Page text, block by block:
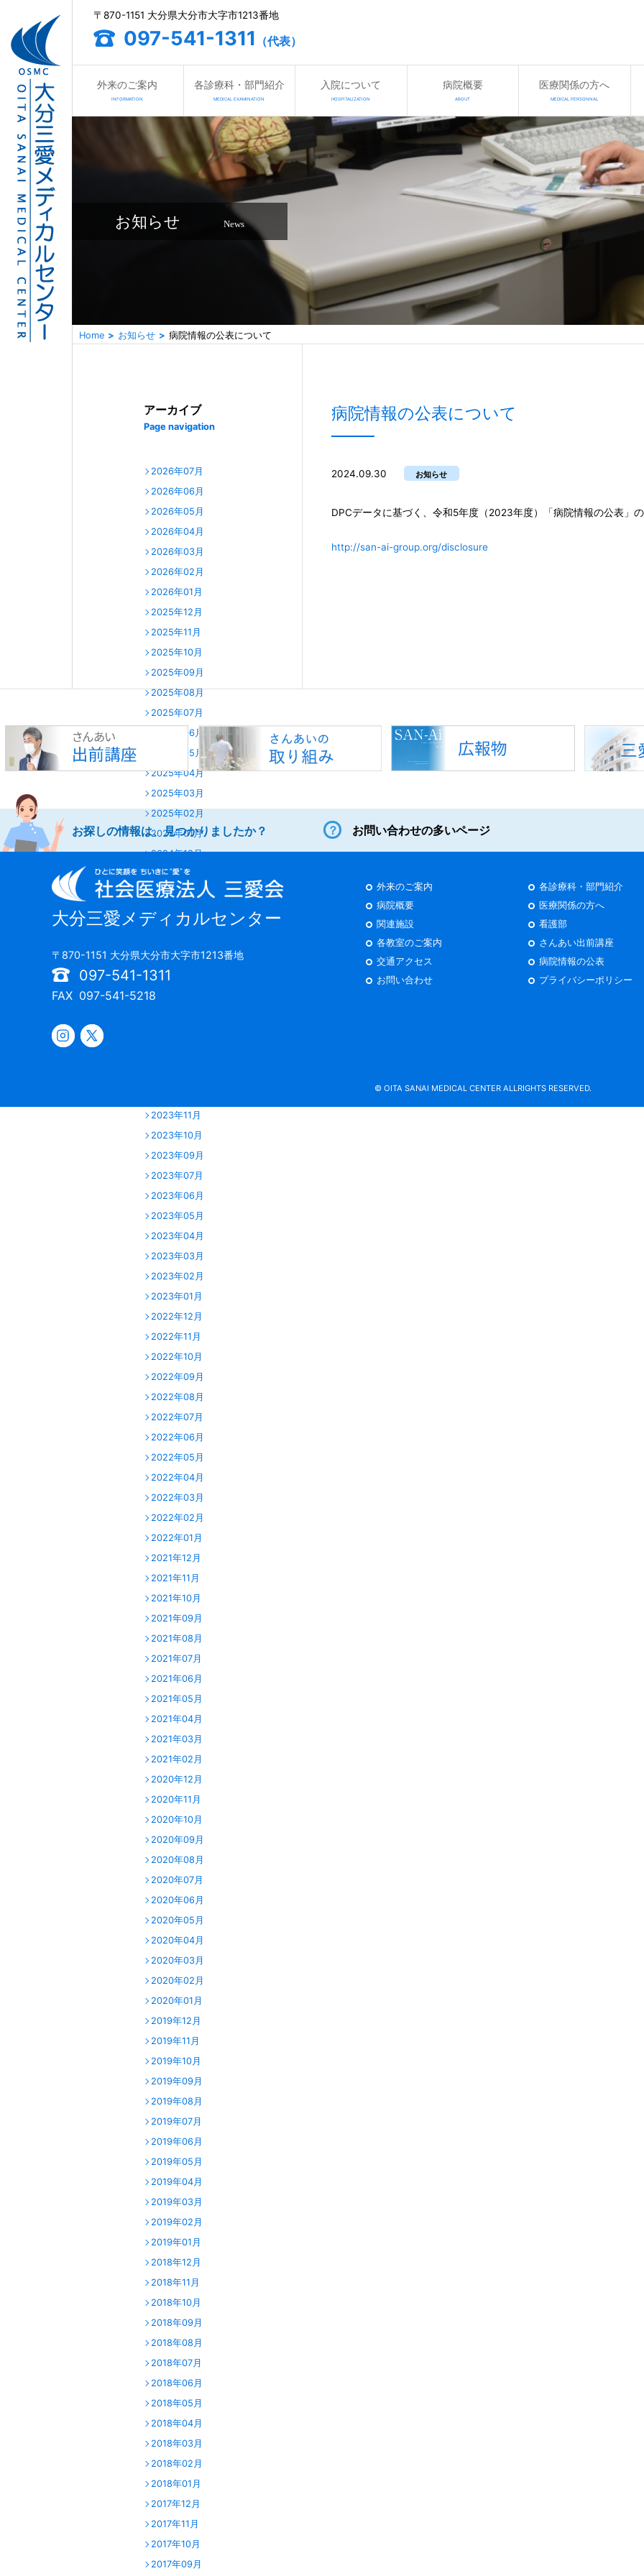
〒870-1151 大分県大分市大字市1213番地
097-541-1311 （代表）
外来のご案内
INFORMATION
各診療科・部門紹介
MEDICAL EXAMINATION
入院について
HOSPITALIZATION
病院概要
ABOUT
医療関係の方へ
MEDICAL PERSONNAL
お知らせ News
Home お知らせ 病院情報の公表について
病院情報の公表について
2024.09.30 お知らせ
DPCデータに基づく、令和5年度（2023年度）「病院情報の公表」の
http://san-ai-group.org/disclosure
アーカイブ
Page navigation
2026年07月
2026年06月
2026年05月
2026年04月
2026年03月
2026年02月
2026年01月
2025年12月
2025年11月
2025年10月
2025年09月
2025年08月
2025年07月
2025年06月
2025年05月
2025年04月
2025年03月
2025年02月
2025年01月
2024年12月
2024年11月
2024年10月
2024年09月
2024年07月
2024年06月
2024年05月
2023年11月
2023年10月
2023年09月
2023年07月
2023年06月
2023年05月
2023年04月
2023年03月
2023年02月
2023年01月
2022年12月
2022年11月
2022年10月
2022年09月
2022年08月
2022年07月
2022年06月
2022年05月
2022年04月
2022年03月
2022年02月
2022年01月
2021年12月
2021年11月
2021年10月
2021年09月
2021年08月
2021年07月
2021年06月
2021年05月
2021年04月
2021年03月
2021年02月
2020年12月
2020年11月
2020年10月
2020年09月
2020年08月
2020年07月
2020年06月
2020年05月
2020年04月
2020年03月
2020年02月
2020年01月
2019年12月
2019年11月
2019年10月
2019年09月
2019年08月
2019年07月
2019年06月
2019年05月
2019年04月
2019年03月
2019年02月
2019年01月
2018年12月
2018年11月
2018年10月
2018年09月
2018年08月
2018年07月
2018年06月
2018年05月
2018年04月
2018年03月
2018年02月
2018年01月
2017年12月
2017年11月
2017年10月
2017年09月
お探しの情報は、見つかりましたか？ お問い合わせの多いページ
大分三愛メディカルセンター
〒870-1151 大分県大分市大字市1213番地
097-541-1311
FAX 097-541-5218
外来のご案内 各診療科・部門紹介
病院概要
医療関係の方へ
関連施設
看護部
各教室のご案内
さんあい出前講座
交通アクセス
病院情報の公表
お問い合わせ
プライバシーポリシー
© OITA SANAI MEDICAL CENTER ALLRIGHTS RESERVED.